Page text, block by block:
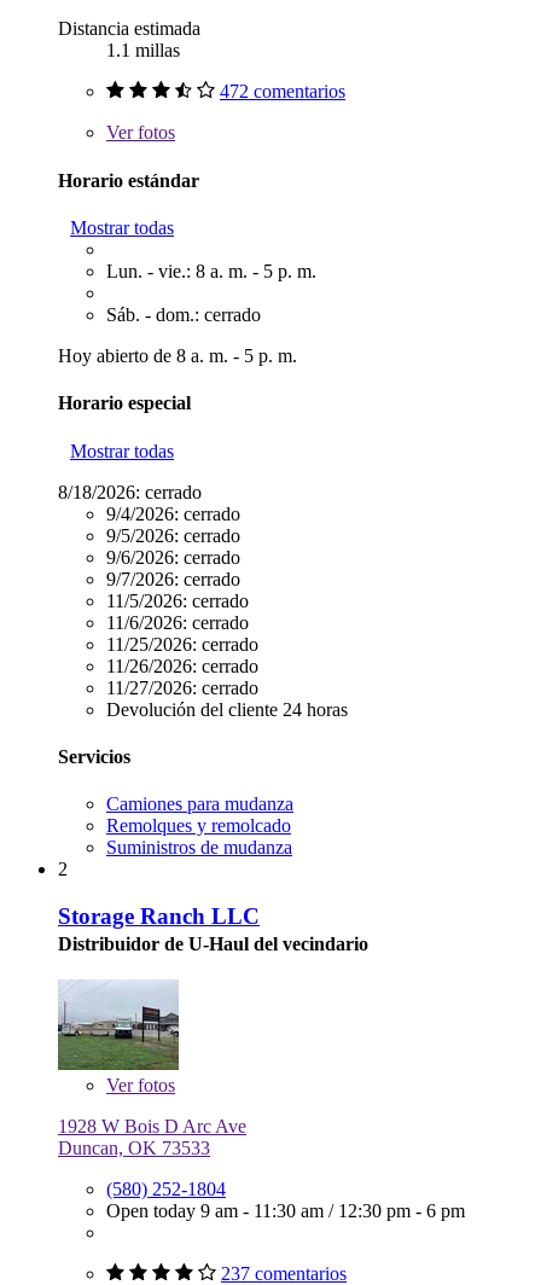
Distancia estimada
1.1 millas
472 comentarios
Verfotos
Horario estándar
Mostrar todas
Lun. - vie.: 8 a. m. - 5 p. m.
Sáb. - dom.: cerrado
Hoy abierto de 8 a. m. - 5 p. m.
Horario especial
Mostrar todas
8/18/2026: cerrado
9/4/2026: cerrado
9/5/2026: cerrado
9/6/2026: cerrado
9/7/2026: cerrado
11/5/2026: cerrado
11/6/2026: cerrado
11/25/2026: cerrado
11/26/2026: cerrado
11/27/2026: cerrado
Devolución del cliente 24 horas
Servicios
Camiones para mudanza
Remolques y remolcado
Suministros de mudanza
2
Storage Ranch LLC
Distribuidor de U-Haul del vecindario
Verfotos
1928 W Bois D Arc Ave
Duncan, OK 73533
(580) 252-1804
Open today 9 am - 11:30 am / 12:30 pm - 6 pm
237 comentarios